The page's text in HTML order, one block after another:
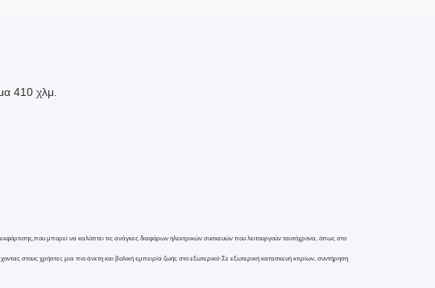
410 χλμ.
μπορεί να καλύπτει τις ανάγκες διαφόρων ηλεκτρικών συσκευών που λειτουργούν ταυτόχρονα, όπως στο
στους χρήστες μια πιο άνετη και βολική εμπειρία ζωής στο εξωτερικό·Σε εξωτερική κατασκευή κτιρίων, συντήρηση